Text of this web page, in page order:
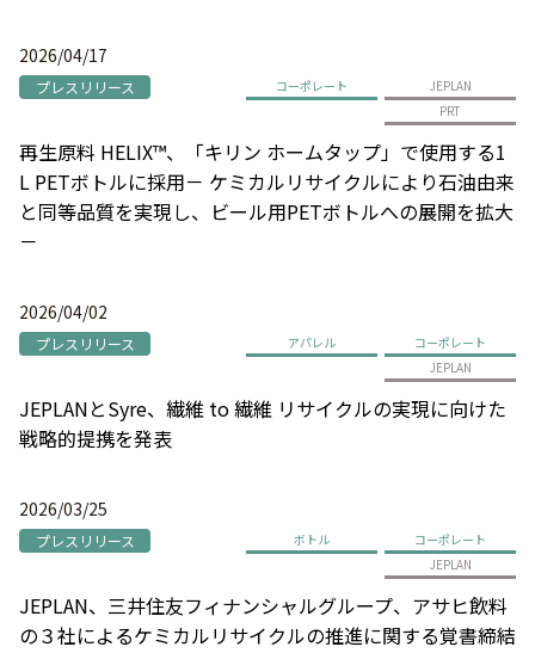
2026/04/17
プレスリリース コーポレート
JEPLAN
PRT
再生原料 HELIX™、「キリン ホームタップ」で使用する1
L PETボトルに採用－ ケミカルリサイクルにより石油由来
と同等品質を実現し、ビール用PETボトルへの展開を拡大
－
2026/04/02
プレスリリース アパレル
コーポレート
JEPLAN
JEPLANとSyre、繊維 to 繊維 リサイクルの実現に向けた
戦略的提携を発表
2026/03/25
プレスリリース ボトル
コーポレート
JEPLAN
JEPLAN、三井住友フィナンシャルグループ、アサヒ飲料
の３社によるケミカルリサイクルの推進に関する覚書締結